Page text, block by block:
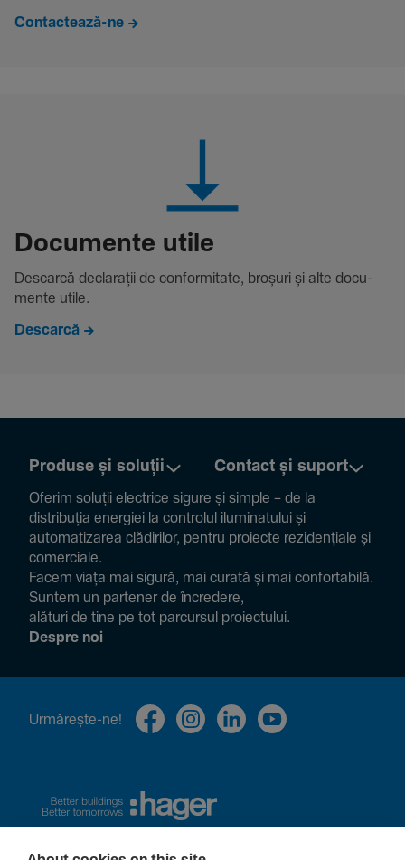
Contactează-ne
Docu­mente utile
Descarcă decla­rații de conformitate, broșuri și alte docu­
mente utile.
Descarcă
Produse și soluții Contact și suport
Oferim soluții electrice sigure și simple – de la
distribuția energiei la controlul ilumi­na­tului și
auto­ma­ti­zarea clădi­rilor, pentru proiecte rezi­den­țiale și
comer­ciale.
Facem viața mai sigură, mai curată și mai confor­ta­bilă.
Suntem un partener de încre­dere,
alături de tine pe tot parcursul proiec­tului.
Despre noi
Urmă­rește-ne!